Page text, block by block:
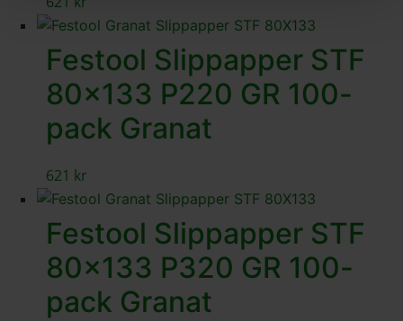
Festool Slippapper STF
80×133 P220 GR 100-
pack Granat
621 kr
Festool Slippapper STF
80×133 P320 GR 100-
pack Granat